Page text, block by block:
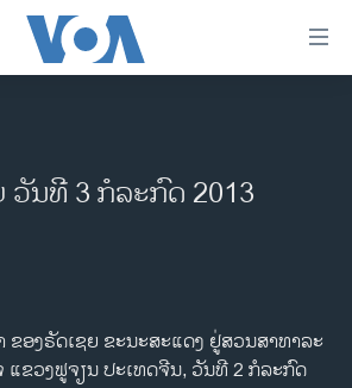
ບໍດີ ສະຫະລັດ 2024
ວັນທີ 3 ກໍລະກົດ 2013
ອງຣັດເຊຍ ຂະນະສະແດງ ຢູ່ສວນສາທາລະ
ແຂວງຟູຈຽນ ປະເທດຈີນ, ວັນທີ 2 ກໍລະກົດ